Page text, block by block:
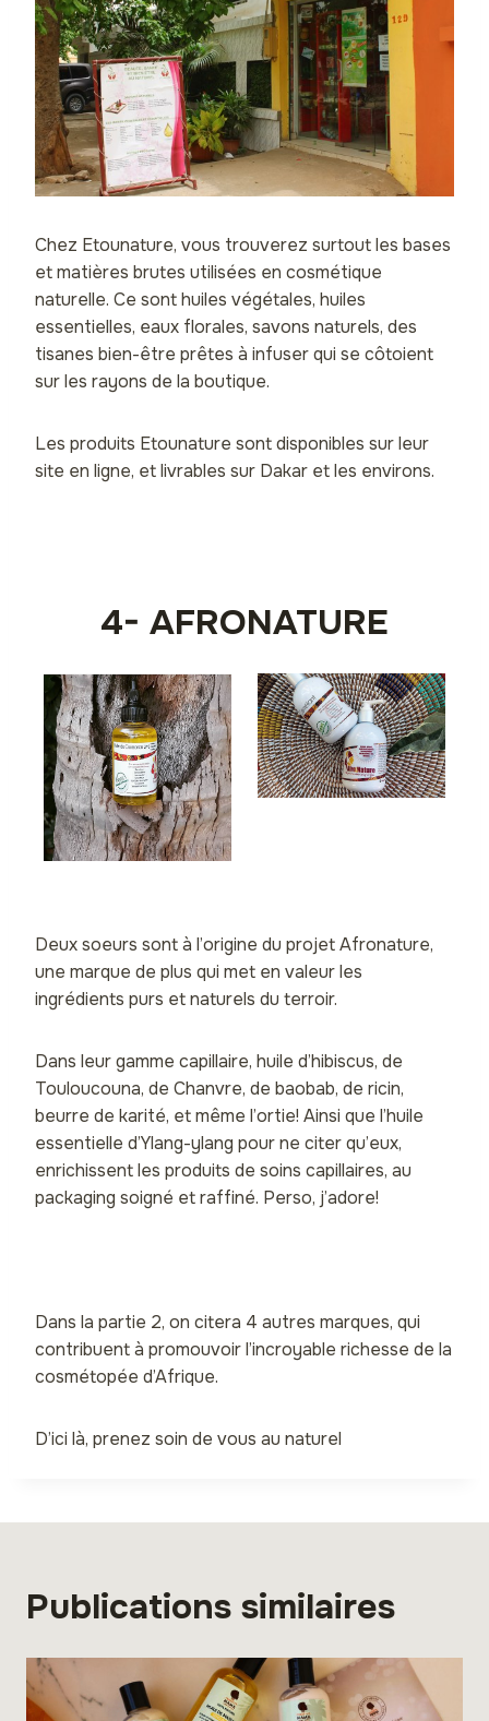
Chez Etounature, vous trouverez surtout les bases
et matières brutes utilisées en cosmétique
naturelle. Ce sont huiles végétales, huiles
essentielles, eaux florales, savons naturels, des
tisanes bien-être prêtes à infuser qui se côtoient
sur les rayons de la boutique.
Les produits Etounature sont disponibles sur leur
site en ligne, et livrables sur Dakar et les environs.
4- AFRONATURE
Deux soeurs sont à l’origine du projet Afronature,
une marque de plus qui met en valeur les
ingrédients purs et naturels du terroir.
Dans leur gamme capillaire, huile d’hibiscus, de
Touloucouna, de Chanvre, de baobab, de ricin,
beurre de karité, et même l’ortie! Ainsi que l’huile
essentielle d’Ylang-ylang pour ne citer qu’eux,
enrichissent les produits de soins capillaires, au
packaging soigné et raffiné. Perso, j’adore!
Dans la partie 2, on citera 4 autres marques, qui
contribuent à promouvoir l’incroyable richesse de la
cosmétopée d’Afrique.
D’ici là, prenez soin de vous au naturel
Publications similaires